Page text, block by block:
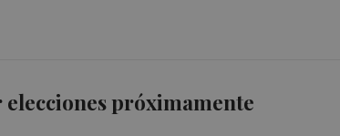
elecciones próximamente